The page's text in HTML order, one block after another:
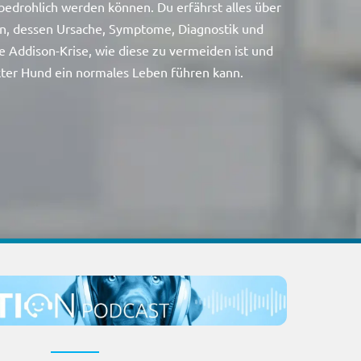
werden können. Du erfährst alles über
Ursache, Symptome, Diagnostik und
Krise, wie diese zu vermeiden ist und
Hund ein normales Leben führen kann.